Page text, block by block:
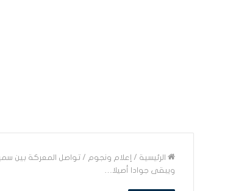
الرئيسية / إعلام ونجوم / تواصل المعركة بين
ويبقى جوادا أصيلا…